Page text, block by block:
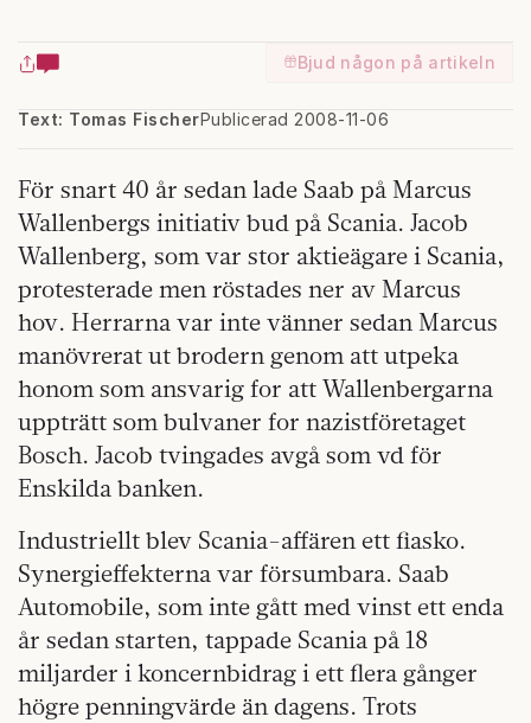
Bjud någon på artikeln
Text: Tomas FischerPublicerad 2008-11-06
För snart 40 år sedan lade Saab på Marcus
Wallenbergs initiativ bud på Scania. Jacob
Wallenberg, som var stor aktieägare i Scania,
protesterade men röstades ner av Marcus
hov. Herrarna var inte vänner sedan Marcus
manövrerat ut brodern genom att utpeka
honom som ansvarig for att Wallenbergarna
uppträtt som bulvaner for nazistföretaget
Bosch. Jacob tvingades avgå som vd för
Enskilda banken.
Industriellt blev Scania-affären ett fiasko.
Synergieffekterna var försumbara. Saab
Automobile, som inte gått med vinst ett enda
år sedan starten, tappade Scania på 18
miljarder i koncernbidrag i ett flera gånger
högre penningvärde än dagens. Trots